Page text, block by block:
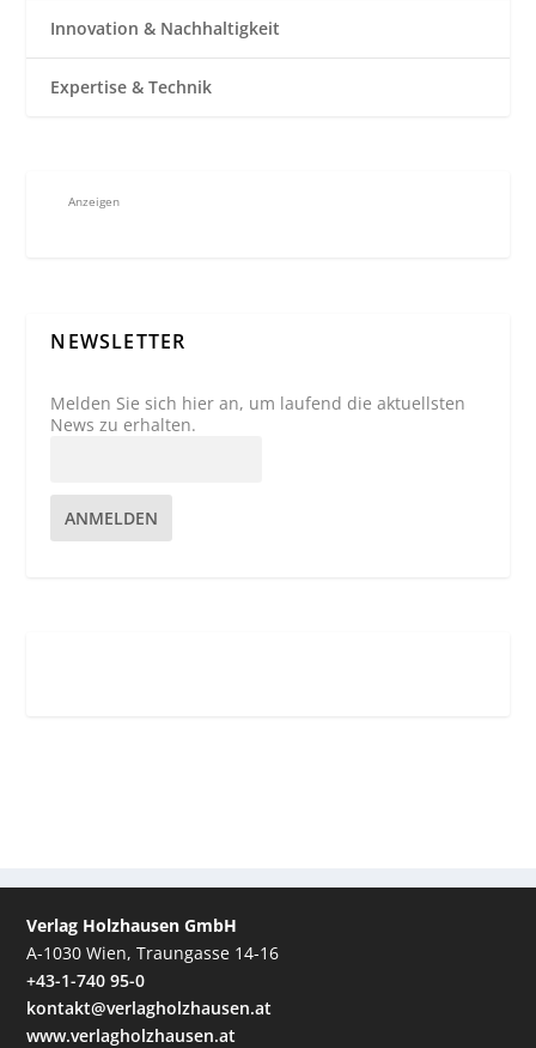
Innovation & Nachhaltigkeit
Expertise & Technik
Anzeigen
NEWSLETTER
Melden Sie sich hier an, um laufend die aktuellsten
News zu erhalten.
ANMELDEN
Verlag Holzhausen GmbH
A-1030 Wien, Traungasse 14-16
+43-1-740 95-0
kontakt@verlagholzhausen.at
www.verlagholzhausen.at